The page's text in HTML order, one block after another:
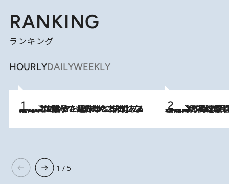
RANKING
ランキング
HOURLYDAILYWEEKLY
2026.8.5
【阿川佐和子さんの年とる力】なぜ70代で始めた趣味は“こんなに楽しい”のか？ ピアノ、俳句…スランプに陥っても続けられる“ある秘訣”とは 2026.8.7
「湘南乃風に憧れて」観客大盛上がりの“タオル回し”に、ラッパー顔負けの高速歌唱まで…さだまさし（74）のアグレッシブすぎる現在地
1 / 5